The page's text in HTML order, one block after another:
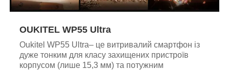
OUKITEL WP55 Ultra
Oukitel WP55 Ultra– це витривалий смартфон із
дуже тонким для класу захищених пристроїв
корпусом (лише 15,3 мм) та потужним